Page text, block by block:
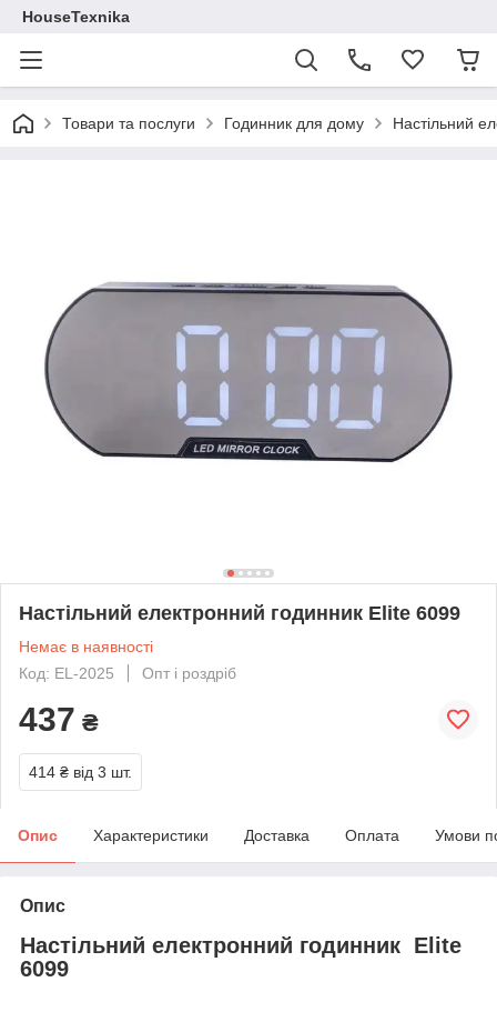
HouseTexnika
Товари та послуги Годинник для дому Настільний
Настільний електронний годинник Elite 6099
Немає в наявності
Код: EL-2025
Опт і роздріб
437 ₴
414 ₴ від 3 шт.
Опис Характеристики Доставка Оплата Умови
Опис
Настільний електронний годинник Elite
6099